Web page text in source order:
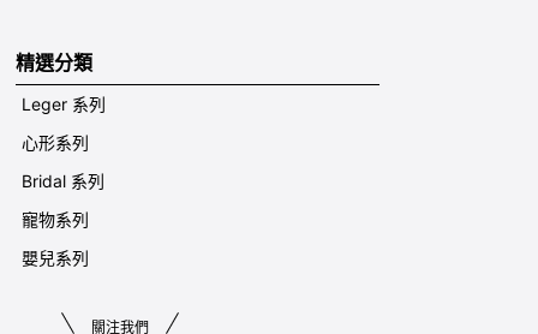
精選分類
Leger 系列
心形系列
Bridal 系列
寵物系列
嬰兒系列
關注我們